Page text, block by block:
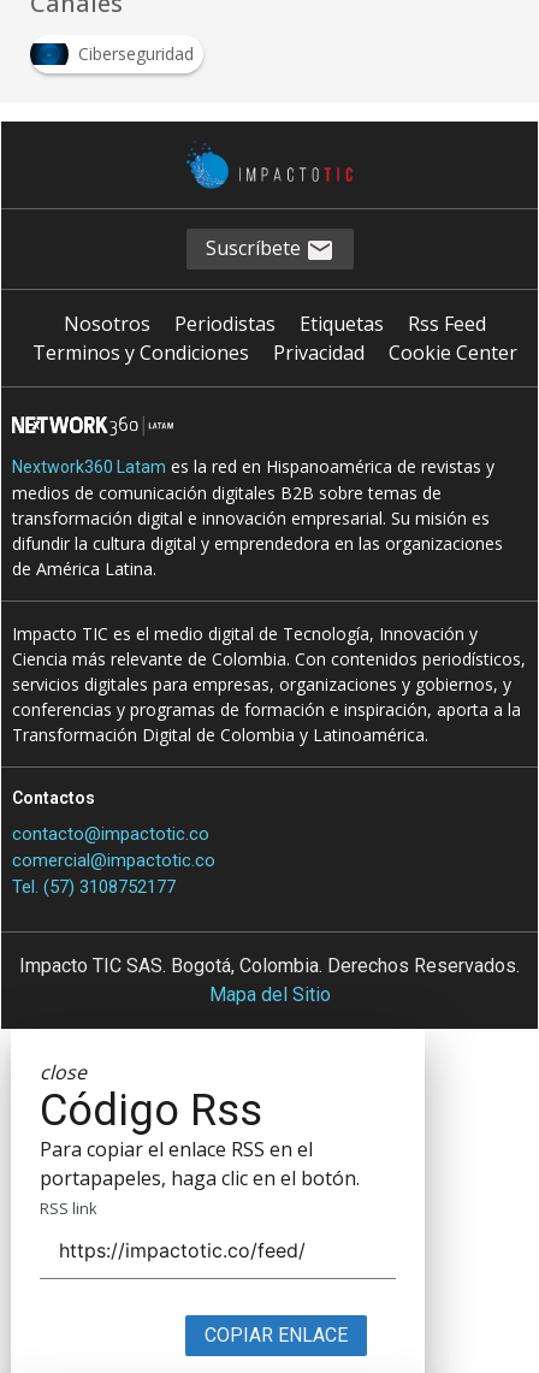
Ciberseguridad
Suscríbete
Nosotros Periodistas Etiquetas
Rss Feed
Terminos y Condiciones
Privacidad Cookie Center
Nextwork360 Latam es la red en Hispanoamérica de revistas y
medios de comunicación digitales B2B sobre temas de
transformación digital e innovación empresarial. Su misión es
difundir la cultura digital y emprendedora en las organizaciones
de América Latina.
Impacto TIC es el medio digital de Tecnología, Innovación y
Ciencia más relevante de Colombia. Con contenidos periodísticos,
servicios digitales para empresas, organizaciones y gobiernos, y
conferencias y programas de formación e inspiración, aporta a la
Transformación Digital de Colombia y Latinoamérica.
Contactos
contacto@impactotic.co
comercial@impactotic.co
Tel. (57) 3108752177
Impacto TIC SAS. Bogotá, Colombia. Derechos Reservados.
Mapa del Sitio
close
Código Rss
Para copiar el enlace RSS en el
portapapeles, haga clic en el botón.
RSS link
COPIAR ENLACE